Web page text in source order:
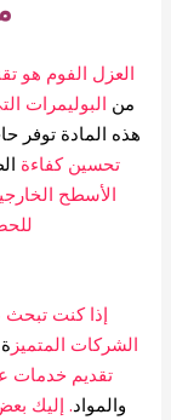
العزل الفوم هو
من البوليمرات
هذه المادة توفر
تحسين كفاءة
الأسطح
إذا كنت
الشركات المتميز ة
تقديم خدمات
والمواد. إليك